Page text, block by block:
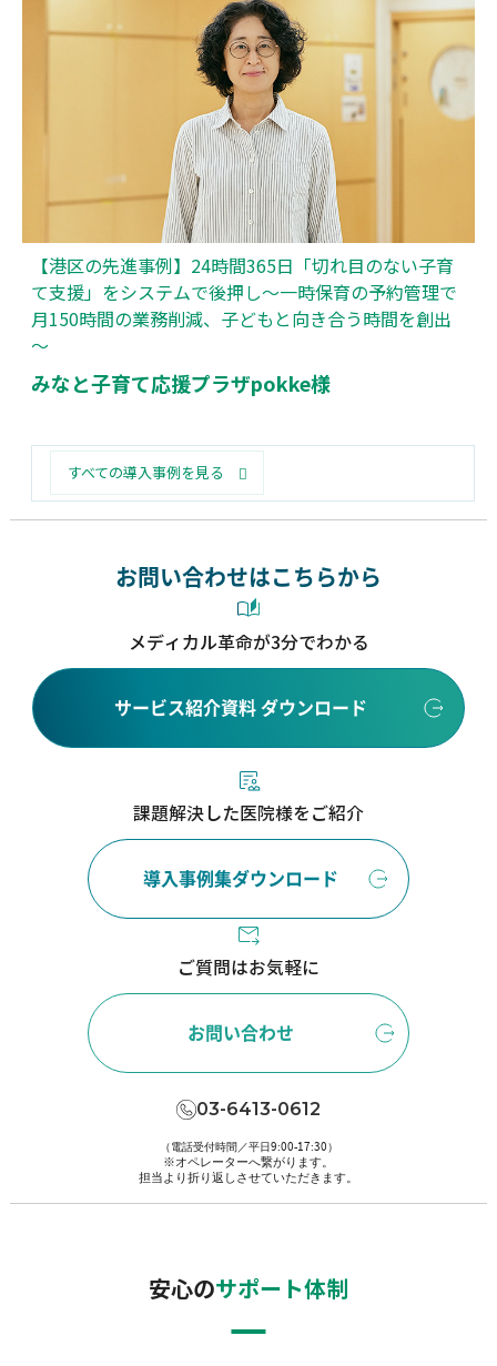
【港区の先進事例】24時間365日「切れ目のない子育
て支援」をシステムで後押し～一時保育の予約管理で
月150時間の業務削減、子どもと向き合う時間を創出
～
みなと子育て応援プラザpokke様
すべての導入事例を見る
お問い合わせはこちらから
メディカル革命が3分でわかる
サービス紹介資料 ダウンロード
課題解決した医院様をご紹介
導入事例集ダウンロード
ご質問はお気軽に
お問い合わせ
03-6413-0612
（電話受付時間／平日9:00-17:30）
※オペレーターへ繋がります。
担当より折り返しさせていただきます。
安心のサポート体制